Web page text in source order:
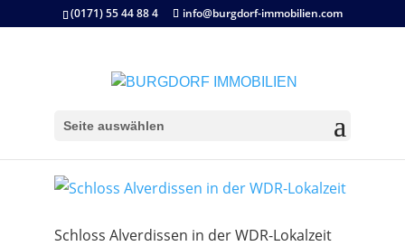
(0171) 55 44 88 4 info@burgdorf-immobilien.com
Seite auswählen
Schloss Alverdissen in der WDR-Lokalzeit